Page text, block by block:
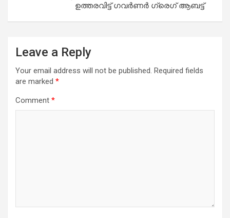
ഉത്തരവിട്ട് ഗവർണർ ഗ്രെഗ് ആബട്ട്
Leave a Reply
Your email address will not be published. Required fields
are marked *
Comment *